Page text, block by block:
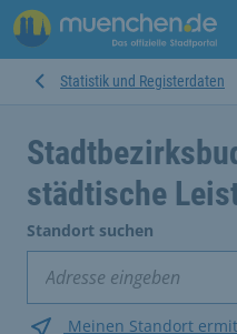
Statistik und Registerdaten
städtische
Standort suchen
Meinen Standort